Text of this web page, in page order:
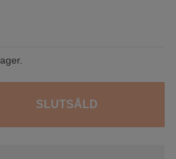
SLUTSÅLD